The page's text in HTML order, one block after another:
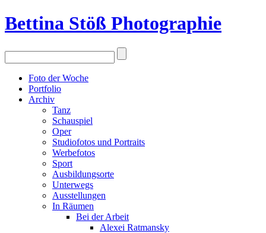
Bettina Stöß Photographie
Foto der Woche
Portfolio
Archiv
Tanz
Schauspiel
Oper
Studiofotos und Portraits
Werbefotos
Sport
Ausbildungsorte
Unterwegs
Ausstellungen
In Räumen
Bei der Arbeit
Alexei Ratmansky